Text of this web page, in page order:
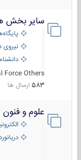
سایر بخش
نیروی
دانشنامه
Force Others
583 ارسال ها
علوم و فنون